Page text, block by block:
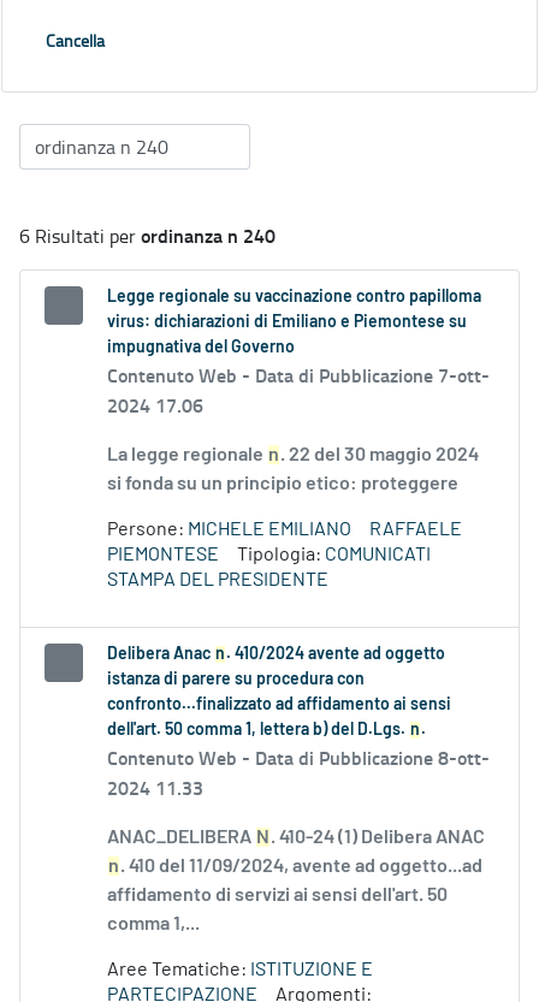
Cancella
6 Risultati perordinanza n 240
Legge regionale su vaccinazione contro papilloma
virus: dichiarazioni di Emiliano e Piemontese su
impugnativa del Governo
Contenuto Web - Data di Pubblicazione 7-ott-
2024 17.06
La legge regionale n. 22 del 30 maggio 2024
si fonda su un principio etico: proteggere
Persone: MICHELE EMILIANO
RAFFAELE
PIEMONTESE
Tipologia: COMUNICATI
STAMPA DEL PRESIDENTE
Delibera Anac n . 410/2024 avente ad oggetto
istanza di parere su procedura con
confronto...finalizzato ad affidamento ai sensi
dell'art. 50 comma 1, lettera b) del D.Lgs. n .
Contenuto Web - Data di Pubblicazione 8-ott-
2024 11.33
ANAC_DELIBERA N . 410-24 (1) Delibera ANAC
n. 410 del 11/09/2024, avente ad oggetto...ad
affidamento di servizi ai sensi dell'art. 50
comma 1,...
Aree Tematiche: ISTITUZIONE E
PARTECIPAZIONE
Argomenti: